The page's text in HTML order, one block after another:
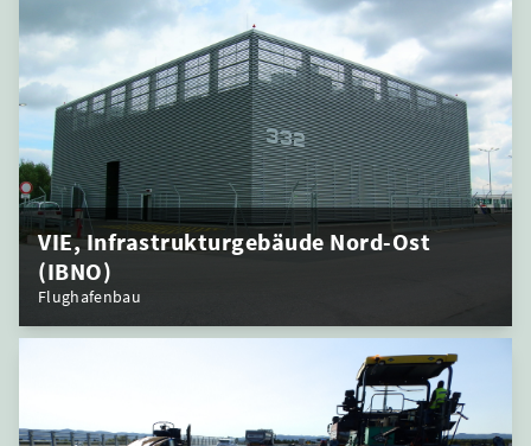
VIE, Infrastrukturgebäude Nord-Ost
(IBNO)
Flughafenbau